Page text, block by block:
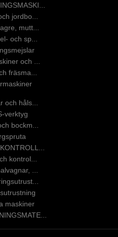
jordbo...
mutt...
och sp...
och ...
fräsma...
och håls...
verktyg
bockm...
kontrol...
...
maskiner